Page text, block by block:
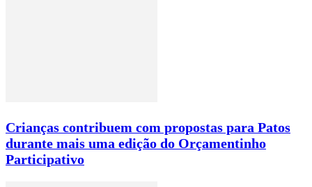
Crianças contribuem com propostas para Patos
durante mais uma edição do Orçamentinho
Participativo